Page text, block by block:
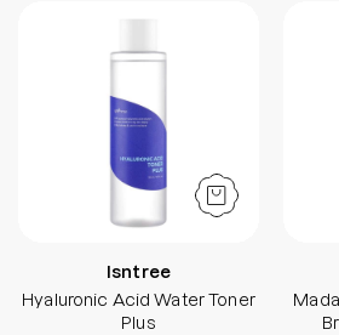
Isntree
Hyaluronic Acid Water Toner
Plus